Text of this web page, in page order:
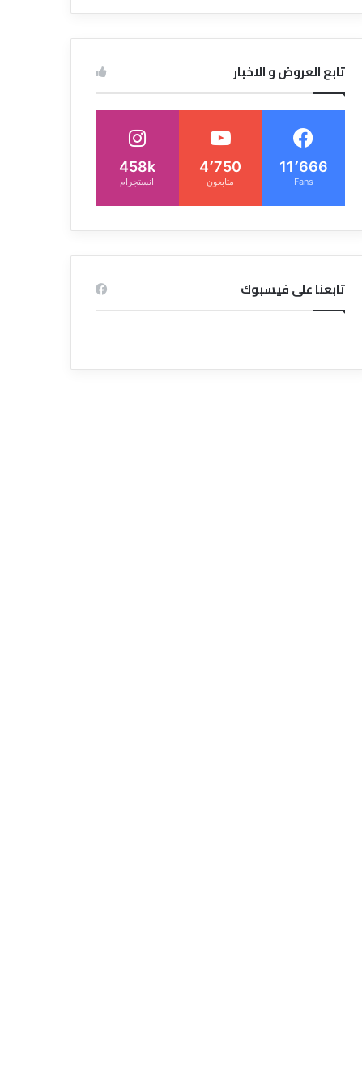
تابع العروض و الاخبار
11٬666
Fans
4٬750
متابعون
458k
انستجرام
تابعنا على فيسبوك